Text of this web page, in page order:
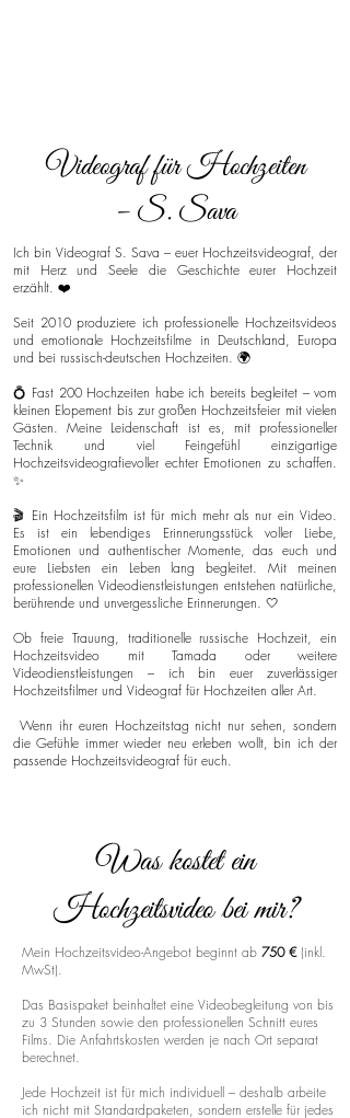
Videograf für Hochzeiten
– S. Sava
Ich bin Videograf S. Sava – euer Hochzeitsvideograf, der
mit Herz und Seele die Geschichte eurer Hochzeit
erzählt. ❤️
Seit 2010 produziere ich professionelle Hochzeitsvideos
und emotionale Hochzeitsfilme in Deutschland, Europa
und bei russisch-deutschen Hochzeiten. 🌍
💍 Fast 200 Hochzeiten habe ich bereits begleitet – vom
kleinen Elopement bis zur großen Hochzeitsfeier mit vielen
Gästen. Meine Leidenschaft ist es, mit professioneller
Technik und viel Feingefühl einzigartige
Hochzeitsvideografievoller echter Emotionen zu schaffen.
✨
🎬 Ein Hochzeitsfilm ist für mich mehr als nur ein Video.
Es ist ein lebendiges Erinnerungsstück voller Liebe,
Emotionen und authentischer Momente, das euch und
eure Liebsten ein Leben lang begleitet. Mit meinen
professionellen Videodienstleistungen entstehen natürliche,
berührende und unvergessliche Erinnerungen. 🤍
Ob freie Trauung, traditionelle russische Hochzeit, ein
Hochzeitsvideo mit Tamada oder weitere
Videodienstleistungen – ich bin euer zuverlässiger
Hochzeitsfilmer und Videograf für Hochzeiten aller Art.
Wenn ihr euren Hochzeitstag nicht nur sehen, sondern
die Gefühle immer wieder neu erleben wollt, bin ich der
passende Hochzeitsvideograf für euch.
Was kostet ein
Hochzeitsvideo bei mir?
Mein Hochzeitsvideo-Angebot beginnt ab 750 € (inkl.
MwSt).
Das Basispaket beinhaltet eine Videobegleitung von bis
zu 3 Stunden sowie den professionellen Schnitt eures
Films. Die Anfahrtskosten werden je nach Ort separat
berechnet.
Jede Hochzeit ist für mich individuell – deshalb arbeite
ich nicht mit Standardpaketen, sondern erstelle für jedes